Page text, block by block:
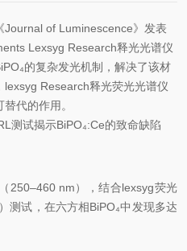
Journal of Luminescence》发表
Lexsyg Research释光光谱仪
₄的复杂发光机制，解决了该材
Research释光荧光光谱仪
代的作用。
250–460 nm），结合lexsyg荧光
测试，在六方相BiPO₄中发现多达